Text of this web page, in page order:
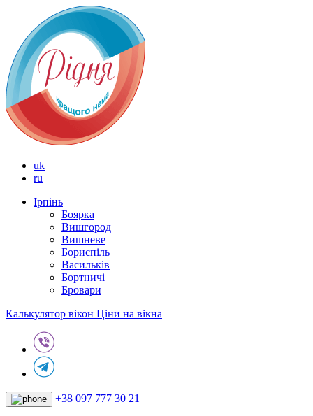
uk
ru
Ірпінь
Боярка
Вишгород
Вишневе
Бориспіль
Васильків
Бортничі
Бровари
Калькулятор вікон Ціни на вікна
+38 097 777 30 21